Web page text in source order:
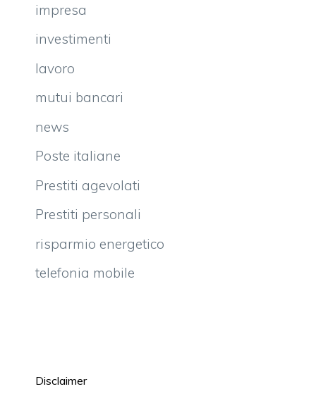
impresa
investimenti
lavoro
mutui bancari
news
Poste italiane
Prestiti agevolati
Prestiti personali
risparmio energetico
telefonia mobile
Disclaimer